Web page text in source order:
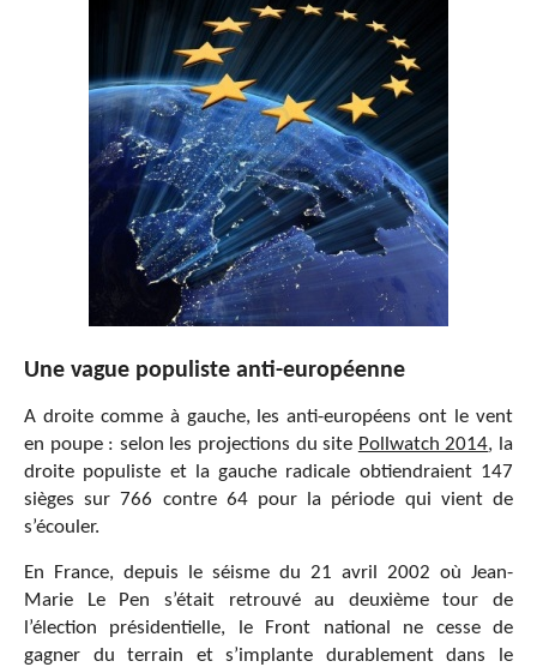
Une vague populiste anti-européenne
A droite comme à gauche, les anti-européens ont le vent
en poupe : selon les projections du site Pollwatch 2014, la
droite populiste et la gauche radicale obtiendraient 147
sièges sur 766 contre 64 pour la période qui vient de
s’écouler.
En France, depuis le séisme du 21 avril 2002 où Jean-
Marie Le Pen s’était retrouvé au deuxième tour de
l’élection présidentielle, le Front national ne cesse de
gagner du terrain et s’implante durablement dans le